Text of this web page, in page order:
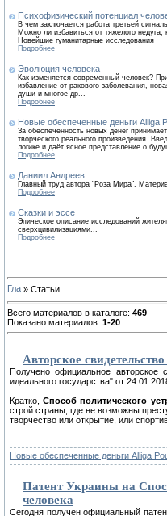
Психофизический потенциал
В чем заключается работа третьей
Можно ли избавиться от тяжелого недуга,
Новейшие гуманитарные исследования
Подробнее
Эволюция человека
Как изменяется современный человек?
избавление от ракового заболевания,
души и многое др...
Подробнее
Новые обеспеченные деньги Alliga
За обеспеченность новых денег
творческого реального произведения.
логике и даёт ясное представление о
Подробнее
Даниил Андреев
Главный труд автора "Роза Мира".
Подробнее
Сказки и эссе
Эпическое описание исследований
сверхцивилизациями...
Подробнее
» Статьи
Всего материалов в каталоге: 469
Показано материалов: 1-20
Авторское
Получено официальное авторское
идеального государства" от
Кратко,Способ политического
строй страны, где не возможны
творчество или открытие, или
Новые обеспеченные деньги Alliga
Патент Украины на
человека
Сегодня получен официальный